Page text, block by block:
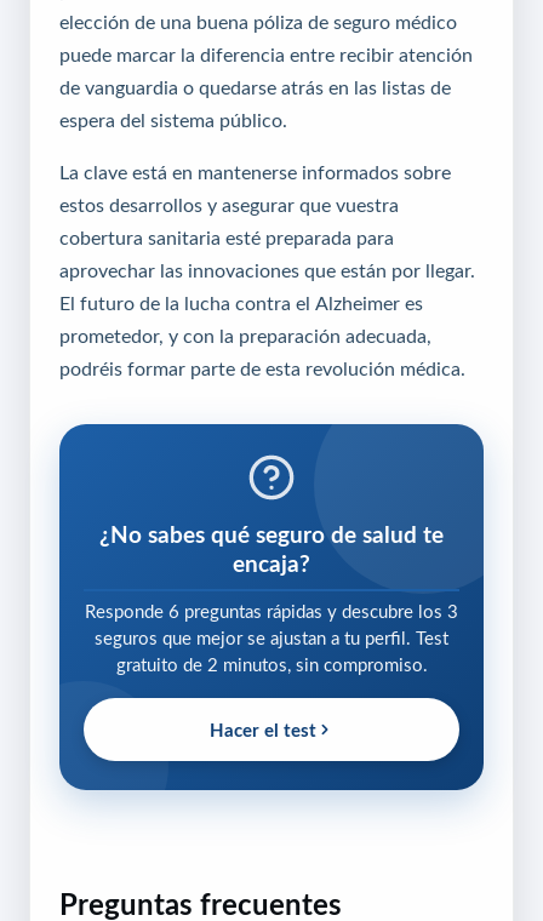
elección de una buena póliza de seguro médico
puede marcar la diferencia entre recibir atención
de vanguardia o quedarse atrás en las listas de
espera del sistema público.
La clave está en mantenerse informados sobre
estos desarrollos y asegurar que vuestra
cobertura sanitaria esté preparada para
aprovechar las innovaciones que están por llegar.
El futuro de la lucha contra el Alzheimer es
prometedor, y con la preparación adecuada,
podréis formar parte de esta revolución médica.
¿No sabes qué seguro de salud te
encaja?
Responde 6 preguntas rápidas y descubre los 3
seguros que mejor se ajustan a tu perfil. Test
gratuito de 2 minutos, sin compromiso.
Hacer el test
Preguntas frecuentes